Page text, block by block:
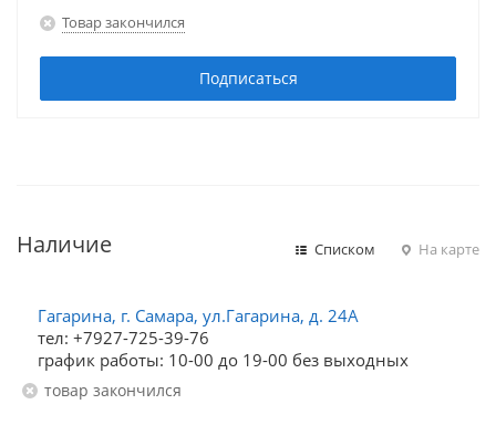
Товар закончился
Подписаться
Наличие Списком На карте
Гагарина, г. Самара, ул.Гагарина, д. 24А
тел: +7927-725-39-76
график работы: 10-00 до 19-00 без выходных
Товар закончился